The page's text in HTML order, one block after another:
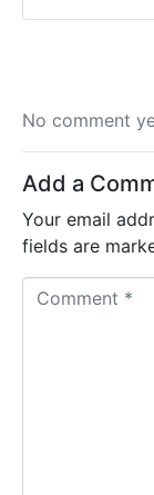
No comment
Add a
Your email
fields are